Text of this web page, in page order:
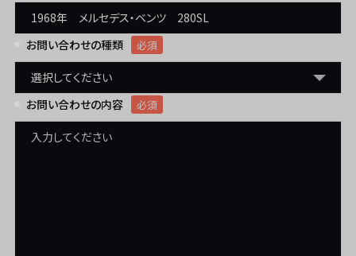
お問い合わせの種類 必須
お問い合わせの内容 必須